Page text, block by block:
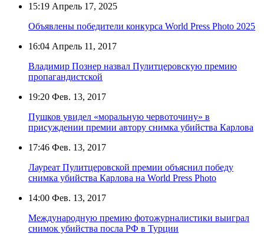
15:19 Апрель 17, 2025
Объявлены победители конкурса World Press Photo 2025
16:04 Апрель 11, 2017
Владимир Познер назвал Пулитцеровскую премию
пропагандистской
19:20 Фев. 13, 2017
Пушков увидел «моральную червоточину» в
присуждении премии автору снимка убийства Карлова
17:46 Фев. 13, 2017
Лауреат Пулитцеровской премии объяснил победу
снимка убийства Карлова на World Press Photo
14:00 Фев. 13, 2017
Международную премию фотожурналистики выиграл
снимок убийства посла РФ в Турции